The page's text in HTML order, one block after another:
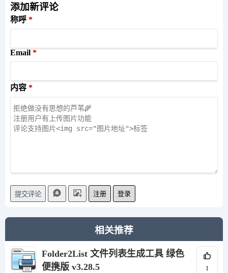
添加新评论
称呼
Email
内容
提交评论 注册 登录
相关推荐
Folder2List 文件列表生成工具 绿色
便携版 v3.28.5
1